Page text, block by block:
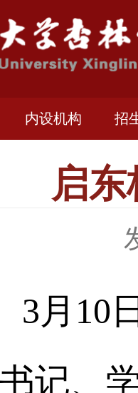
内设机构 招
启
3月10
书记、